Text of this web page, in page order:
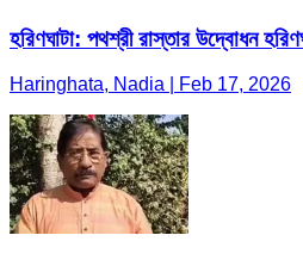
হরিণঘাটা: পথশ্রী রাস্তার উদ্বোধন
Haringhata, Nadia | Feb 17, 2026